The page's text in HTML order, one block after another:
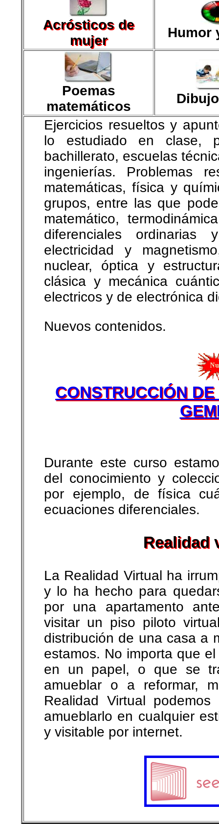
Acrósticos de
mujer
Humor
Poemas
matemáticos
Ejercicios resueltos y
lo estudiado en clase,
bachillerato, escuelas
ingenierías. Problemas
matemáticas, física y
grupos, entre las que
matemático,
diferenciales ordinarias
electricidad y
nuclear, óptica y
clásica y mecánica
electricos y de electrónica
Nuevos contenidos.
CONSTRUCCIÓN
Durante este curso
del conocimiento y
por ejemplo, de física
ecuaciones diferenciales.
Realidad
La Realidad Virtual ha
y lo ha hecho para
por una apartamento
visitar un piso piloto
distribución de una casa a
estamos. No importa que
en un papel, o que se
amueblar o a reformar,
Realidad Virtual
amueblarlo en cualquier
y visitable por internet.